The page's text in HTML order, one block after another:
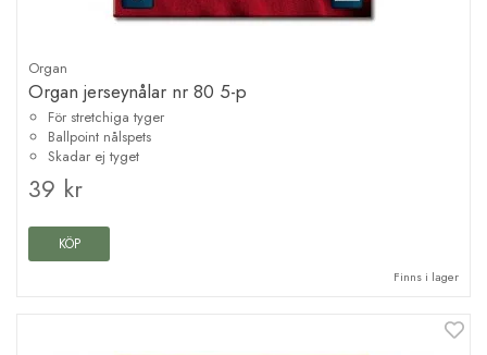
Organ
Organ jerseynålar nr 80 5-p
För stretchiga tyger
Ballpoint nålspets
Skadar ej tyget
39 kr
KÖP
Finns i lager